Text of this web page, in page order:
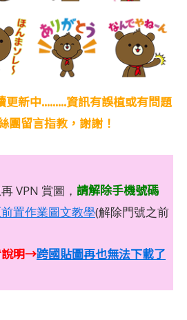
新中.........資訊有誤植或有問題
團留言指教，謝謝！
VPN 賞圖， 請解除手機號碼
置作業圖文教學(解除門號之前
說明→跨國貼圖再也無法下載了